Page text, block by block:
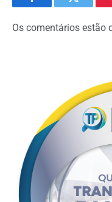
FacebookTwitter
Os comentários estão